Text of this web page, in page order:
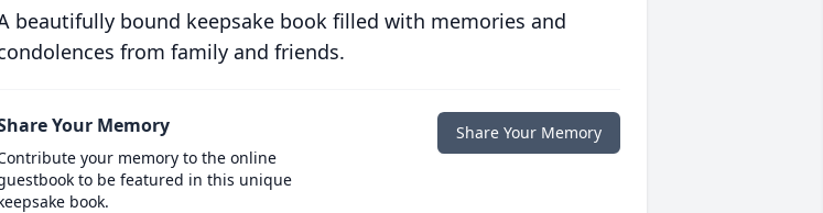
beautifully bound keepsake book filled with memories and
from family and friends.
Your Memory
your memory to the online
to be featured in this unique
book.
Share Your Memory